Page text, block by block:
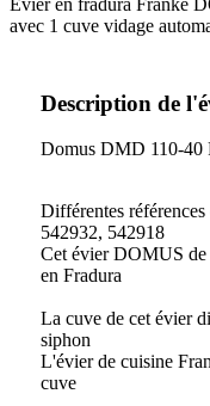
Evier en fradura Franke
avec 1 cuve vidage
Description de
Domus DMD 110-40
Différentes
542932, 542918
Cet évier DOMUS de
en Fradura
La cuve de cet évier
siphon
L'évier de cuisine
cuve